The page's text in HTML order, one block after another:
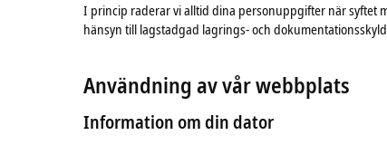
I princip raderar vi alltid dina personuppgifter när syftet
hänsyn till lagstadgad lagrings- och
Användning av vår webbplats
Informationomdin dator